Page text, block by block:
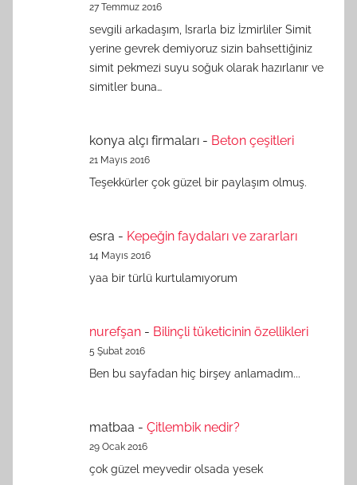
27 Temmuz 2016
sevgili arkadaşım, Israrla biz İzmirliler Simit
yerine gevrek demiyoruz sizin bahsettiğiniz
simit pekmezi suyu soğuk olarak hazırlanır ve
simitler buna…
konya alçı firmaları - Beton çeşitleri
21 Mayıs 2016
Teşekkürler çok güzel bir paylaşım olmuş.
esra - Kepeğin faydaları ve zararları
14 Mayıs 2016
yaa bir türlü kurtulamıyorum
nurefşan - Bilinçli tüketicinin özellikleri
5 Şubat 2016
Ben bu sayfadan hiç birşey anlamadım...
matbaa - Çitlembik nedir?
29 Ocak 2016
çok güzel meyvedir olsada yesek